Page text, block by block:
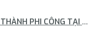
HỘI THẢO: CON ĐƯỜNG TRỞ THÀNH PHI CÔNG TẠI VIỆT NAM